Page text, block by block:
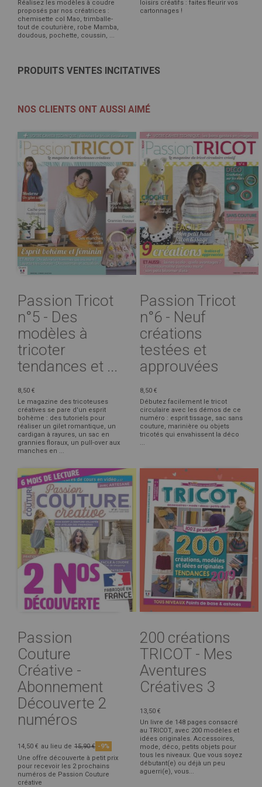
Réalisez les modèles à coudre
proposés par nos créatrices :
chemisette col Mao, trimballe-
tout de couturière, robe Mamba,
doudous, pochette, coussin, ...
loisirs créatifs : faites fleurir vos
cartonnages !
PRODUITS VENTES INCITATIVES
NOS CLIENTS ONT AUSSI AIMÉ
Passion Tricot
n°5 - Des
modèles à
tricoter
tendances et ...
8,50 €
Le magazine des tricoteuses
créatives se pare d'un esprit
bohème : des tutoriels pour
réaliser un gilet romantique, un
cardigan à rayures, un sac en
grannies floraux, un pull-over aux
manches en ...
Passion Tricot
n°6 - Neuf
créations
testées et
approuvées
8,50 €
Débutez facilement le tricot
circulaire avec les démos de ce
numéro : esprit tissage, sac sans
couture, marinière ou objets
tricotés qui envahissent la déco
...
Passion
Couture
Créative -
Abonnement
Découverte 2
numéros
14,50 € au lieu de 15,90 € -9%
Une offre découverte à petit prix
pour recevoir les 2 prochains
numéros de Passion Couture
créative
200 créations
TRICOT - Mes
Aventures
Créatives 3
13,50 €
Un livre de 148 pages consacré
au TRICOT, avec 200 modèles et
idées originales. Accessoires,
mode, déco, petits objets pour
tous les niveaux. Que vous soyez
débutant(e) ou déjà un peu
aguerri(e), vous...